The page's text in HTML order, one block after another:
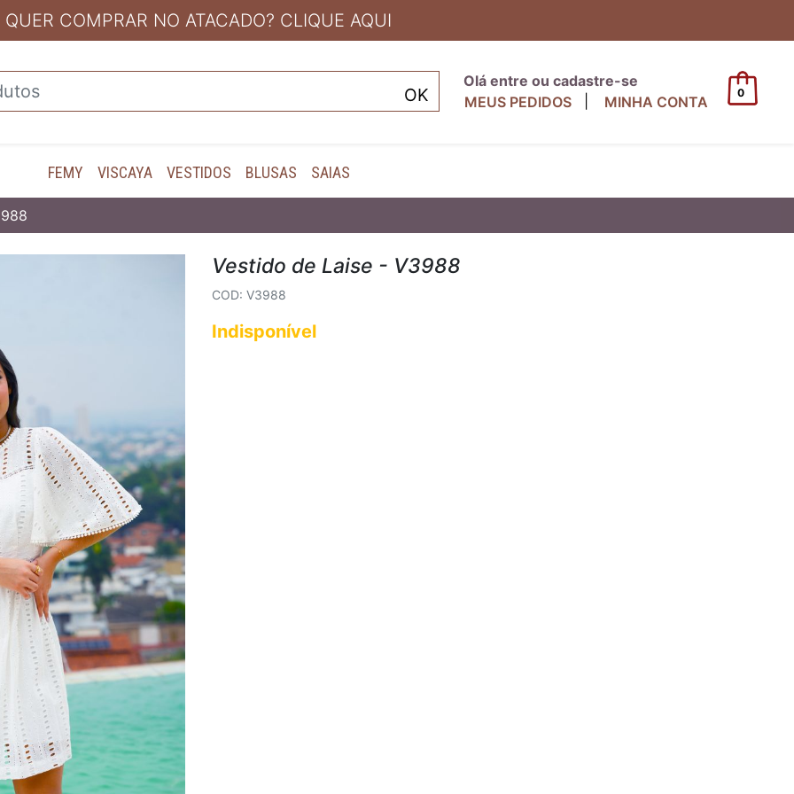
QUER COMPRAR NO ATACADO? CLIQUE AQUI
Olá entre ou cadastre-se
MEUS PEDIDOS
MINHA CONTA
0
FEMY VISCAYA VESTIDOS BLUSAS SAIAS
Vestido de Laise - V3988
COD: V3988
Indisponível